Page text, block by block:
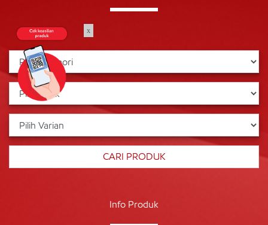
Info Produk
x